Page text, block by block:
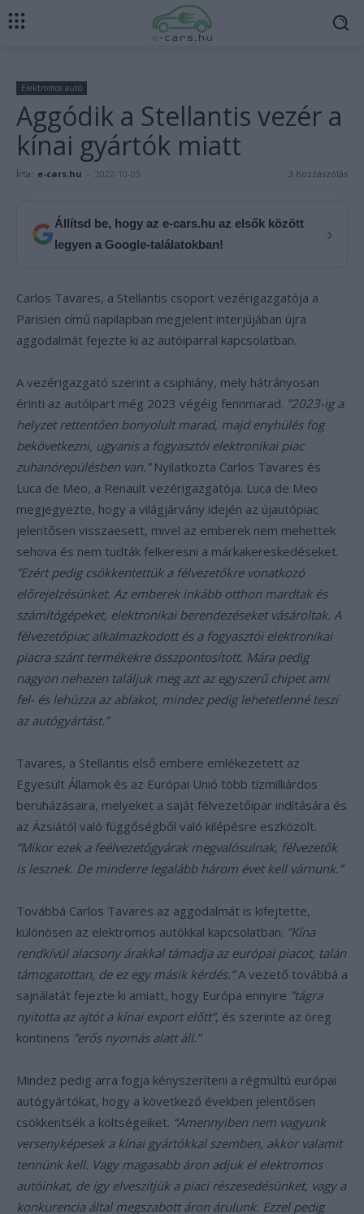
Elektromos autó
Aggódik a Stellantis vezér a
kínai gyártók miatt
Írta: e-cars.hu - 2022-10-05 3 hozzászólás
Állítsd be, hogy az e-cars.hu az elsők között
legyen a Google-találatokban!
›
Carlos Tavares, a Stellantis csoport vezérigazgatója a
Parisien című napilapban megjelent interjújában újra
aggodalmát fejezte ki az autóiparral kapcsolatban.
A vezérigazgató szerint a csiphiány, mely hátrányosan
érinti az autóipart még 2023 végéig fennmarad. ”2023-ig a
helyzet rettentően bonyolult marad, majd enyhülés fog
bekövetkezni, ugyanis a fogyasztói elektronikai piac
zuhanórepülésben van.”Nyilatkozta Carlos Tavares és
Luca de Meo, a Renault vezérigazgatója. Luca de Meo
megjegyezte, hogy a világjárvány idején az újautópiac
jelentősen visszaesett, mivel az emberek nem mehettek
sehova és nem tudták felkeresni a márkakereskedéseket.
”Ezért pedig csökkentettük a félvezetőkre vonatkozó
előrejelzésünket. Az emberek inkább otthon mardtak és
számítógépeket, elektronikai berendezéseket vásároltak. A
félvezetőpiac alkalmazkodott és a fogyasztói elektronikai
piacra szánt termékekre összpontosított. Mára pedig
nagyon nehezen találjuk meg azt az egyszerű chipet ami
fel- és lehúzza az ablakot, mindez pedig lehetetlenné teszi
az autógyártást.”
Tavares, a Stellantis első embere emlékezetett az
Egyesült Államok és az Európai Unió több tízmilliárdos
beruházásaira, melyeket a saját félvezetőipar indítására és
az Ázsiától való függőségből való kilépésre eszközölt.
”Mikor ezek a feélvezetőgyárak megvalósulnak, félvezetők
is lesznek. De minderre legalább három évet kell várnunk.”
Továbbá Carlos Tavares az aggodalmát is kifejtette,
különösen az elektromos autókkal kapcsolatban. ”Kína
rendkívül alacsony árakkal támadja az európai piacot, talán
támogatottan, de ez egy másik kérdés.”A vezető továbbá a
sajnálatát fejezte ki amiatt, hogy Európa ennyire ”tágra
nyitotta az ajtót a kínai export előtt”, és szerinte az öreg
kontinens ”erős nyomás alatt áll.”
Mindez pedig arra fogja kényszeríteni a régmúltú európai
autógyártókat, hogy a következő években jelentősen
csökkentsék a költségeiket. “Amennyiben nem vagyunk
versenyképesek a kínai gyártókkal szemben, akkor valamit
tennünk kell. Vagy magasabb áron adjuk el elektromos
autóinkat, de így elveszítjük a piaci részesedésünket, vagy a
konkurencia által megszabott áron árulunk. Ezzel pedig